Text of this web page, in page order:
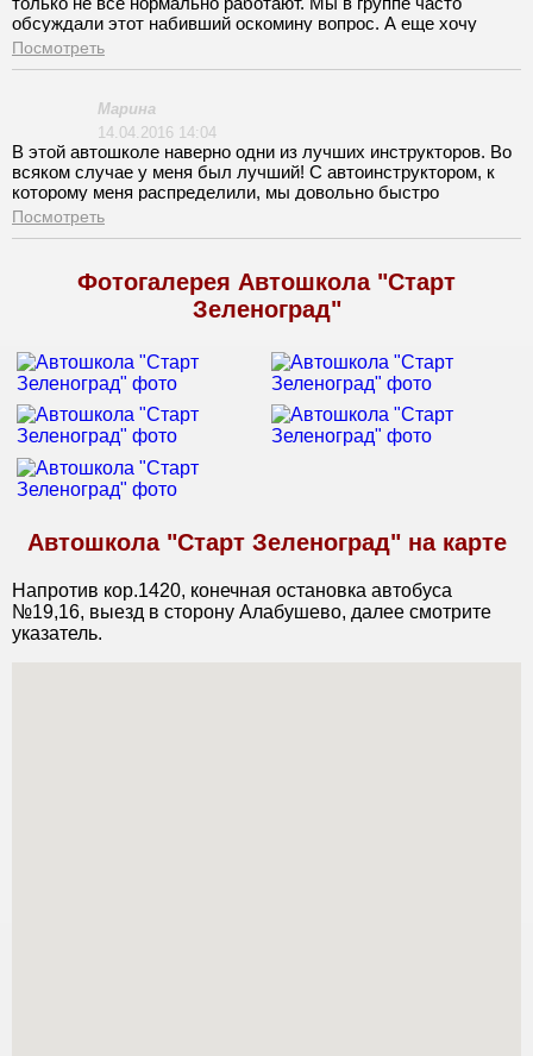
обсуждали этот набивший оскомину вопрос. А еще хочу
отметить недобросовестную организацию экзаменов.
Посмотреть
Марина
14.04.2016 14:04
В этой автошколе наверно одни из лучших инструкторов. Во
всяком случае у меня был лучший! С автоинструктором, к
которому меня распределили, мы довольно быстро
подружились. Такого терпеливого человека я повстречала в
первый раз!
Посмотреть
Фотогалерея Автошкола "Старт
Зеленоград"
Автошкола "Старт Зеленоград" на карте
Напротив кор.1420, конечная остановка автобуса
№19,16, выезд в сторону Алабушево, далее смотрите
указатель.